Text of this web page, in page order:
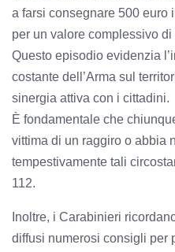
a farsi consegnare 500 euro
per un valore complessivo di
Questo episodio evidenzia
costante dell’Arma sul
sinergia attiva con i cittadini.
È fondamentale che
vittima di un raggiro o abbia
tempestivamente tali
112.
Inoltre, i Carabinieri
diffusi numerosi consigli per